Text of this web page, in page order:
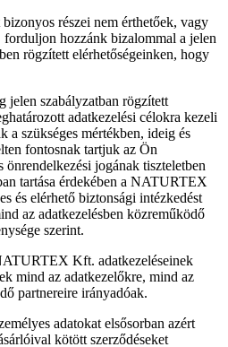
részei nem érthetőek, vagy
hozzánk bizalommal a jelen
rögzített elérhetőségeinken, hogy
szabályzatban rögzített
adatkezelési célokra kezeli
a szükséges mértékben, ideig és
fontosnak tartjuk az Ön
önrendelkezési jogának tiszteletben
tartása érdekében a NATURTEX
és elérhető biztonsági intézkedést
az adatkezelésben közreműködő
szerint.
Kft. adatkezeléseinek
mind az adatkezelőkre, mind az
partnereire irányadóak.
adatokat elsősorban azért
kötött szerződéseket